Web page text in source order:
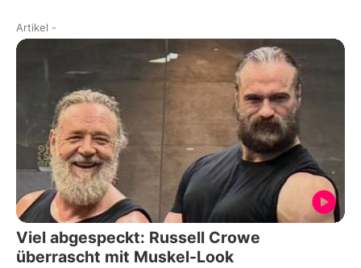
Artikel -
Viel abgespeckt: Russell Crowe
überrascht mit Muskel-Look